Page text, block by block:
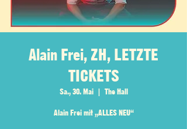
Alain Frei, ZH, LETZTE
TICKETS
Sa., 30. Mai
  |
The Hall
Alain Frei mit „ALLES NEU“